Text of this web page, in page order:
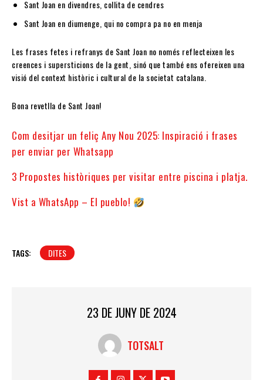
Sant Joan en divendres, collita de cendres
Sant Joan en diumenge, qui no compra pa no en menja
Les frases fetes i refranys de Sant Joan no només reflecteixen les
creences i supersticions de la gent, sinó que també ens ofereixen una
visió del context històric i cultural de la societat catalana.
Bona revetlla de Sant Joan!
Com desitjar un feliç Any Nou 2025: Inspiració i frases
per enviar per Whatsapp
3 Propostes històriques per visitar entre piscina i platja.
Vist a WhatsApp – El pueblo!
TAGS: DITES
23 DE JUNY DE 2024
TOTSALT